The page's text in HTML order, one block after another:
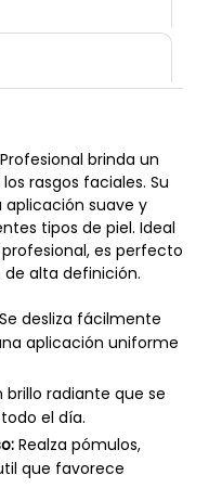
brinda un
rasgos faciales. Su
suave y
tipos de piel. Ideal
es perfecto
de alta definición.
desliza fácilmente
aplicación uniforme
brillo radiante que se
el día.
Realza pómulos,
que favorece